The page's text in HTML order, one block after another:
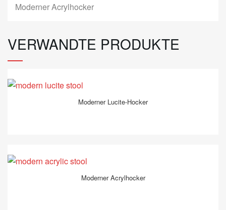
Moderner Acrylhocker
VERWANDTE PRODUKTE
Moderner Lucite-Hocker
Moderner Acrylhocker